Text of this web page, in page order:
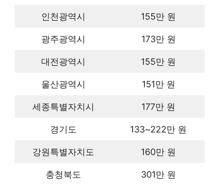
인천광역시 155만 원
광주광역시 173만 원
대전광역시 155만 원
울산광역시 151만 원
세종특별자치시 177만 원
경기도 133~222만 원
강원특별자치도 160만 원
충청북도 301만 원